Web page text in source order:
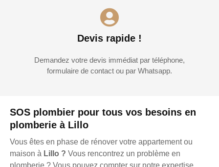
SOS plombier pour tous vos besoins en
plomberie à Lillo
Vous êtes en phase de rénover votre appartement ou
maison à Lillo ? Vous rencontrez un problème en
Devis rapide !
Demandez votre devis immédiat par téléphone,
formulaire de contact ou par Whatsapp.